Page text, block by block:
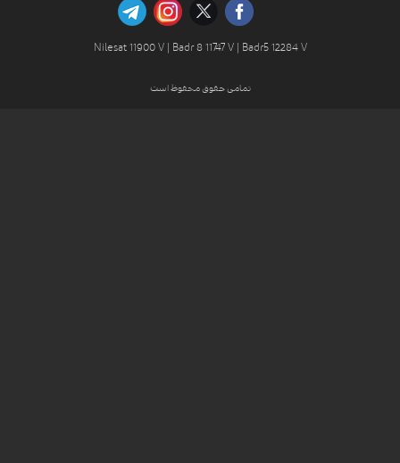
Nilesat 11900 V | Badr 8 11747 V | Badr5 12284 V
تمامی حقوق محفوظ است